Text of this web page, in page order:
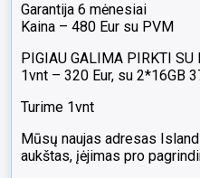
Garantija 6 mėnesiai
Kaina – 480 Eur su PVM
PIGIAU GALIMA PIRKTI
1vnt – 320 Eur, su 2*16GB
Turime 1vnt
Mūsų naujas adresas
aukštas, įėjimas pro